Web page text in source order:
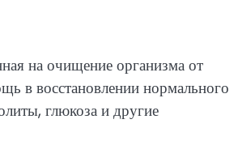
на очищение организма от
в восстановлении нормального
глюкоза и другие